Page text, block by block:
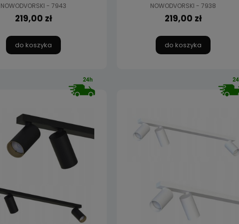
NOWODVORSKI - 7943
219,00 zł
do koszyka
NOWODVORSKI - 7938
219,00 zł
do koszyka